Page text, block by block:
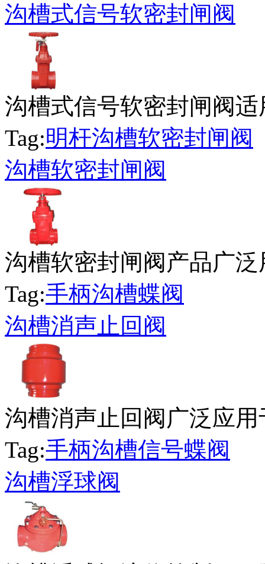
沟槽式信号软密封闸阀
沟槽式信号软密封闸阀适
Tag:明杆沟槽软密封闸阀
沟槽软密封闸阀
沟槽软密封闸阀产品广
Tag:手柄沟槽蝶阀
沟槽消声止回阀
沟槽消声止回阀广泛应
Tag:手柄沟槽信号蝶阀
沟槽浮球阀